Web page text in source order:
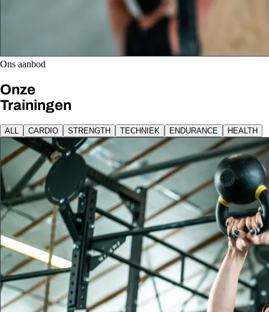
Ons aanbod
Onze
Trainingen
ALL CARDIO STRENGTH TECHNIEK ENDURANCE HEALTH